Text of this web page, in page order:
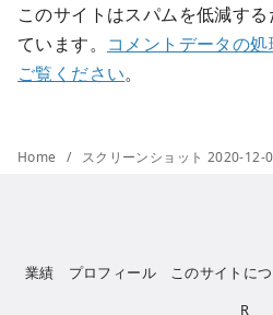
このサイトはスパムを低減す
ています。 コメントデータの
ご覧ください。
Home スクリーンショット 2020-12-
業績 プロフィール このサイトに
R